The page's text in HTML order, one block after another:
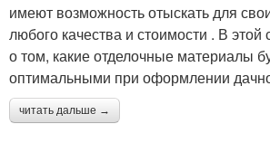
имеют возможность отыскать для
любого качества и стоимости . В этой
о том, какие отделочные материалы
оптимальными при оформлении
читать дальше →